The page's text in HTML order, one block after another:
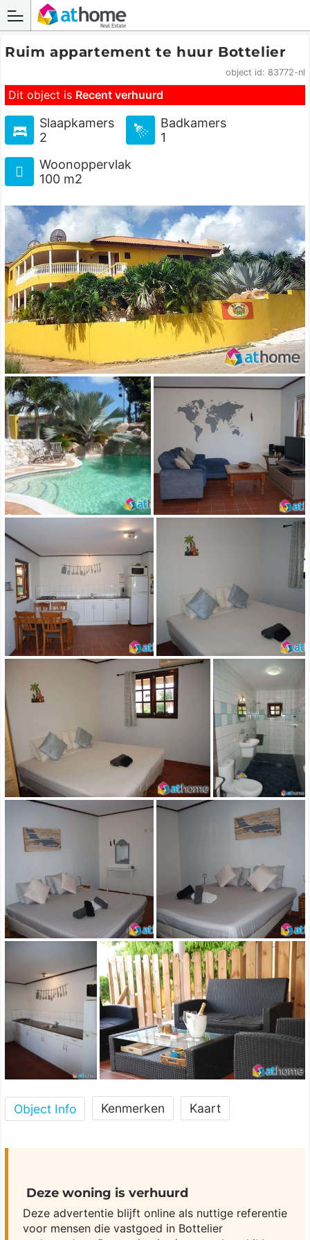
Ruim appartement te huur Bottelier
object id: 83772-nl
Dit object is Recent verhuurd
Slaapkamers
2
Badkamers
1
Woonoppervlak
100 m2
Object Info Kenmerken Kaart
Deze woning is verhuurd
Deze advertentie blijft online als nuttige referentie
voor mensen die vastgoed in Bottelier